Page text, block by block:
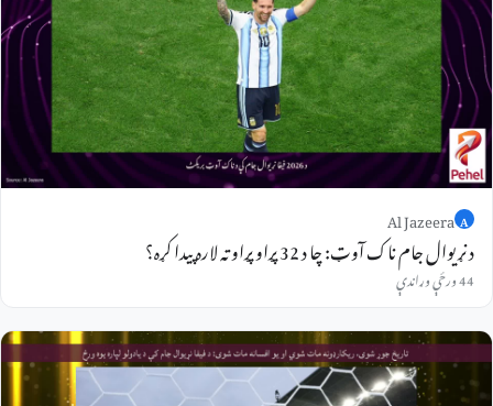
A
Al Jazeera
د نړیوال جام ناک آوټ: چا د 32 پړاو پړاو ته لاره پیدا کړه؟
44 ورځې وړاندې